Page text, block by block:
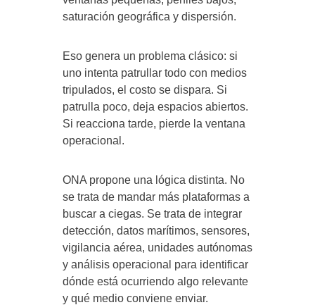
saturación geográfica y dispersión.
Eso genera un problema clásico: si
uno intenta patrullar todo con medios
tripulados, el costo se dispara. Si
patrulla poco, deja espacios abiertos.
Si reacciona tarde, pierde la ventana
operacional.
ONA propone una lógica distinta. No
se trata de mandar más plataformas a
buscar a ciegas. Se trata de integrar
detección, datos marítimos, sensores,
vigilancia aérea, unidades autónomas
y análisis operacional para identificar
dónde está ocurriendo algo relevante
y qué medio conviene enviar.